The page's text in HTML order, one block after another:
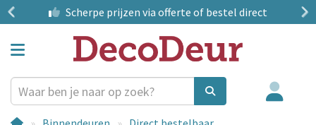
Scherpe prijzen via offerte of bestel direct